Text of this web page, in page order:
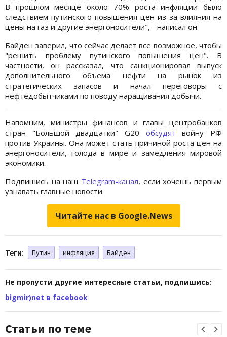
В прошлом месяце около 70% роста инфляции было
следствием путинского повышения цен из-за влияния на
цены на газ и другие энергоносители", - написал он.
Байден заверил, что сейчас делает все возможное, чтобы
"решить проблему путинского повышения цен". В
частности, он рассказал, что санкционировал выпуск
дополнительного объема нефти на рынок из
стратегических запасов и начал переговоры с
нефтедобытчиками по поводу наращивания добычи.
Напомним, министры финансов и главы центробанков
стран "Большой двадцатки" G20 обсудят войну РФ
против Украины. Она может стать причиной роста цен на
энергоносители, голода в мире и замедления мировой
экономики.
Подпишись на наш Telegram-канал, если хочешь первым
узнавать главные новости.
Читайте нас в Google.News
Теги: Путин инфляция Байден
Не пропусти другие интересные статьи, подпишись:
bigmir)net в facebook
Статьи по теме